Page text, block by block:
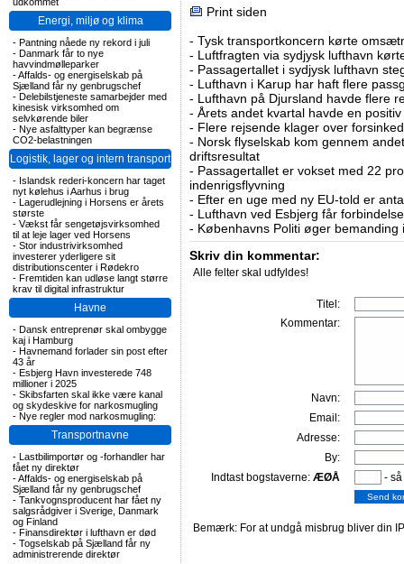
Energi, miljø og klima
- Pantning nåede ny rekord i juli
- Danmark får to nye
havvindmølleparker
-Affalds- og energiselskab på
Sjælland får ny genbrugschef
- Delebilstjeneste samarbejder med
kinesisk virksomhed om
selvkørende biler
- Nye asfalttyper kan begrænse
CO2-belastningen
Logistik, lager og intern transport
- Islandsk rederi-koncern har taget
nyt kølehus i Aarhus i brug
- Lagerudlejning i Horsens er årets
største
- Vækst får sengetøjsvirksomhed
til at leje lager ved Horsens
- Stor industrivirksomhed
investerer yderligere sit
distributionscenter i Rødekro
- Fremtiden kan udløse langt større
krav til digital infrastruktur
Havne
- Dansk entreprenør skal ombygge
kaj i Hamburg
- Havnemand forlader sin post efter
43 år
- Esbjerg Havn investerede 748
millioner i 2025
- Skibsfarten skal ikke være kanal
og skydeskive for narkosmugling
- Nye regler mod narkosmugling:
Transportnavne
- Lastbilimportør og -forhandler har
fået ny direktør
-Affalds- og energiselskab på
Sjælland får ny genbrugschef
- Tankvognsproducent har fået ny
salgsrådgiver i Sverige, Danmark
og Finland
- Finansdirektør i lufthavn er død
- Togselskab på Sjælland får ny
administrerende direktør
Print siden
- Tysk transportkoncern kørte
- Luftfragten via sydjysk lufthavn
- Passagertallet i sydjysk lufthavn
- Lufthavn i Karup har haft flere
- Lufthavn på Djursland havde flere
- Årets andet kvartal havde en
- Flere rejsende klager over
- Norsk flyselskab kom gennem
driftsresultat
- Passagertallet er vokset med 22
indenrigsflyvning
- Efter en uge med ny EU-told er
- Lufthavn ved Esbjerg får
- Københavns Politi øger bemanding
Skriv din kommentar:
Alle felter skal udfyldes!
Titel:
Kommentar:
Navn:
Email:
Adresse:
By:
Indtast bogstaverne: ÆØÅ -
Bemærk: For at undgå misbrug bliver din